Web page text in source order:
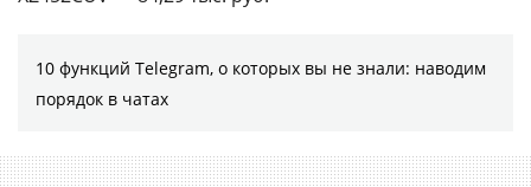
10 функций Telegram, о которых вы не знали: наводим
порядок в чатах